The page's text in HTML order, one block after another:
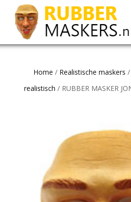
Home / Realistische maskers /
realistisch / RUBBER MASKER